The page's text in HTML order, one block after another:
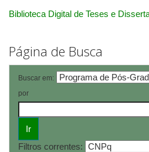
Biblioteca Digital de Teses e
Página de Busca
Buscar em:
por
Filtros correntes: